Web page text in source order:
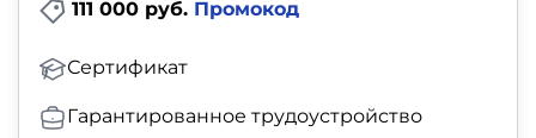
111 000 руб. Промокод
Сертификат
Гарантированное трудоустройство